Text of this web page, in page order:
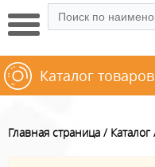
Каталог товаров
Главная страница Каталог